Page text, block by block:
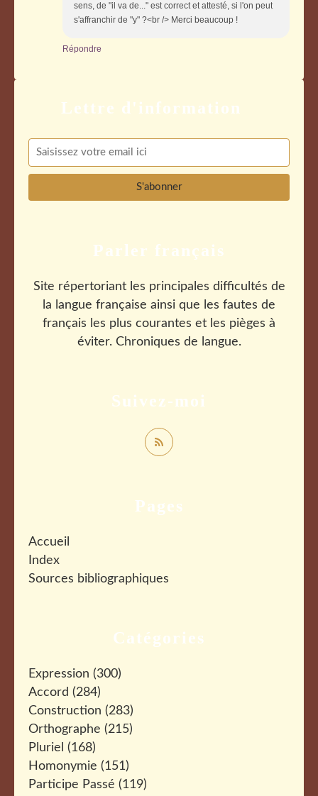
sens, de "il va de..." est correct et attesté, si l'on peut
s'affranchir de "y" ?<br /> Merci beaucoup !
Répondre
Catégories
Expression (300)
Accord (284)
Construction (283)
Orthographe (215)
Pluriel (168)
Homonymie (151)
Participe Passé (119)
Pages
Accueil
Index
Sources bibliographiques
Suivez-moi
Parler français
Site répertoriant les principales difficultés de
la langue française ainsi que les fautes de
français les plus courantes et les pièges à
éviter. Chroniques de langue.